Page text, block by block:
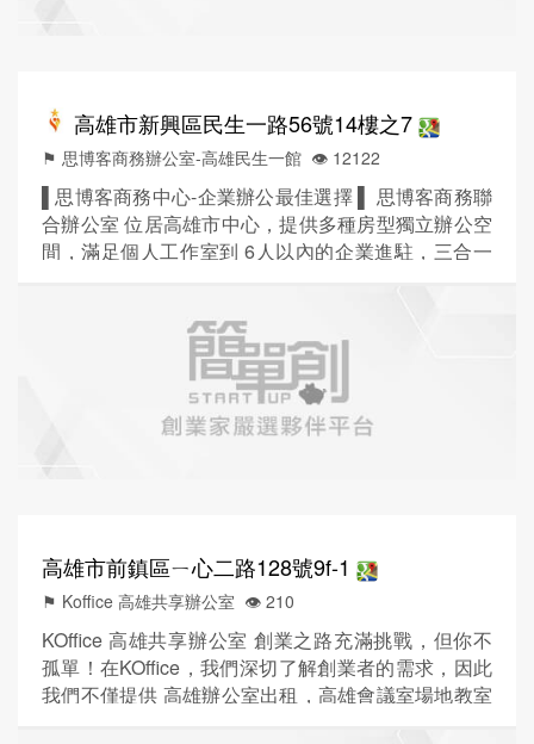
高雄市新興區民生一路56號14樓之7
⚑ 思博客商務辦公室-高雄民生一館 👁️‍ 12122
▌思博客商務中心-企業辦公最佳選擇 ▌ 思博客商務聯
合辦公室 位居高雄市中心，提供多種房型獨立辦公空
間，滿足個人工作室到 6人以內的企業進駐，三合一
電、網路、冷氣(9:00-18:00)、咖啡茶水、小點心及管
理費一價全包 ! ■時尚輕工業風格的裝潢設計，徹底擺
脫老式辦公室的束縛，室內空間寬敞舒適！ ...
高雄市前鎮區ㄧ心二路128號9f-1
⚑ Koffice 高雄共享辦公室 👁️‍ 210
KOffice 高雄共享辦公室 創業之路充滿挑戰，但你不
孤單！在KOffice，我們深切了解創業者的需求，因此
我們不僅提供 高雄辦公室出租，高雄會議室場地教室